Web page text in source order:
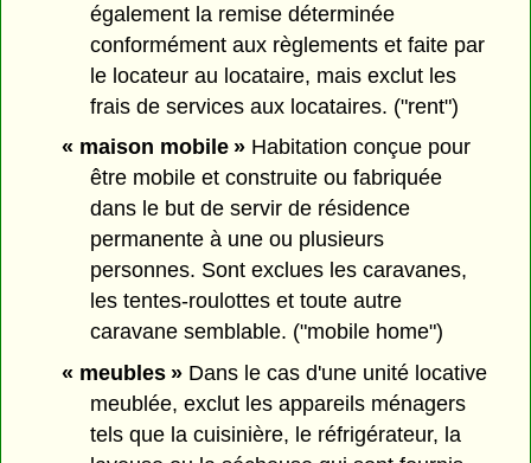
également la remise déterminée
conformément aux règlements et faite par
le locateur au locataire, mais exclut les
frais de services aux locataires. ("rent")
« maison mobile »Habitation conçue pour
être mobile et construite ou fabriquée
dans le but de servir de résidence
permanente à une ou plusieurs
personnes. Sont exclues les caravanes,
les tentes-roulottes et toute autre
caravane semblable. ("mobile home")
« meubles »Dans le cas d'une unité locative
meublée, exclut les appareils ménagers
tels que la cuisinière, le réfrigérateur, la